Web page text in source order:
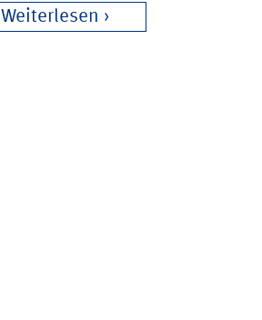
Weiterlesen